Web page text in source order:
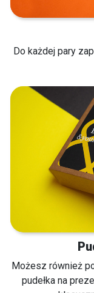
Do każdej pary
Możesz również
pudełka na